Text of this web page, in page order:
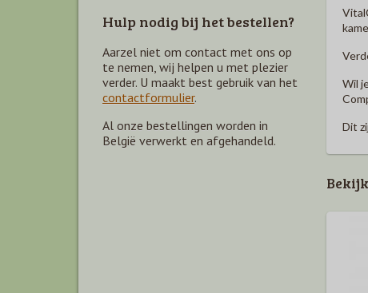
Wil
Dit
Hulp nodig bij het bestellen?
Aarzel niet om contact met ons op
te nemen, wij helpen u met plezier
verder. U maakt best gebruik van het
contactformulier.
Al onze bestellingen worden in
België verwerkt en afgehandeld.